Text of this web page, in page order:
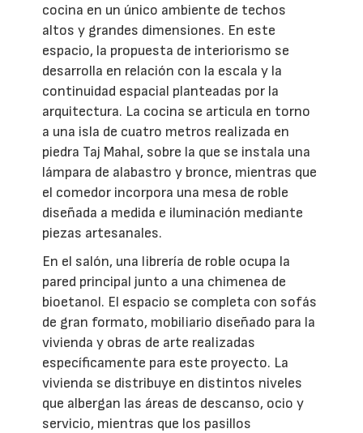
cocina en un único ambiente de techos
altos y grandes dimensiones. En este
espacio, la propuesta de interiorismo se
desarrolla en relación con la escala y la
continuidad espacial planteadas por la
arquitectura. La cocina se articula en torno
a una isla de cuatro metros realizada en
piedra Taj Mahal, sobre la que se instala una
lámpara de alabastro y bronce, mientras que
el comedor incorpora una mesa de roble
diseñada a medida e iluminación mediante
piezas artesanales.
En el salón, una librería de roble ocupa la
pared principal junto a una chimenea de
bioetanol. El espacio se completa con sofás
de gran formato, mobiliario diseñado para la
vivienda y obras de arte realizadas
específicamente para este proyecto. La
vivienda se distribuye en distintos niveles
que albergan las áreas de descanso, ocio y
servicio, mientras que los pasillos